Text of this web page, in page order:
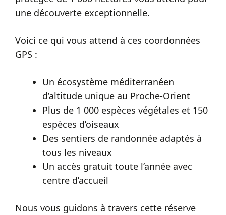
une découverte exceptionnelle.
Voici ce qui vous attend à ces coordonnées
GPS :
Un écosystème méditerranéen
d’altitude unique au Proche-Orient
Plus de 1 000 espèces végétales et 150
espèces d’oiseaux
Des sentiers de randonnée adaptés à
tous les niveaux
Un accès gratuit toute l’année avec
centre d’accueil
Nous vous guidons à travers cette réserve